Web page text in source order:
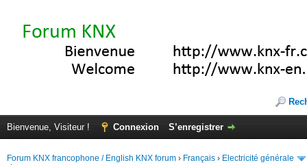
Bienvenue, Visiteur ! Connexion S’enregistrer
Forum KNX francophone / English KNX forum › Français › Electricité générale